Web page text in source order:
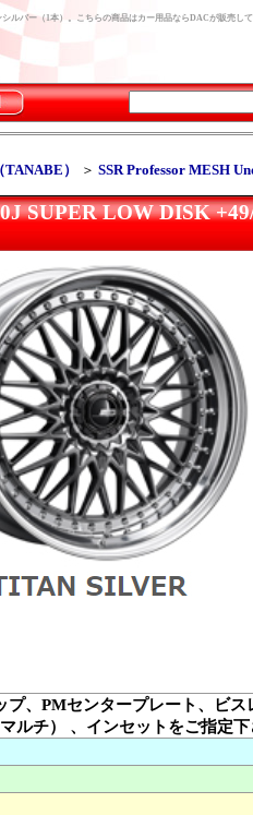
ルバー（1本）。こちらの商品はカー用品ならDACが販売して
） ＞ SSR Professor MESH
SUPER LOW DISK
プ、PMセンタープレート、ビ
ルチ） 、インセットをご指定下